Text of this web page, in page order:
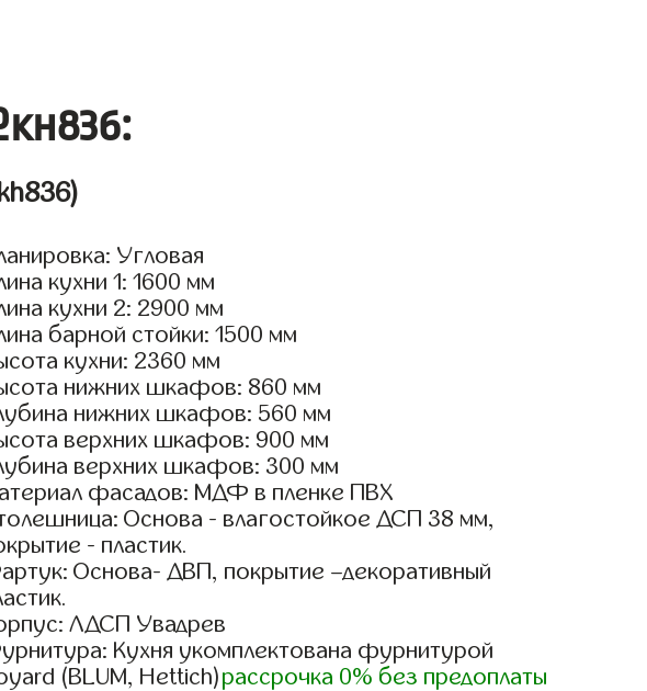
Угловая
кухни 1: 1600 мм
кухни 2: 2900 мм
барной стойки: 1500 мм
кухни: 2360 мм
нижних шкафов: 860 мм
нижних шкафов: 560 мм
верхних шкафов: 900 мм
верхних шкафов: 300 мм
фасадов: МДФ в пленке ПВХ
Основа - влагостойкое ДСП 38 мм,
- пластик.
Основа- ДВП, покрытие –декоративный
ЛДСП Увадрев
Кухня укомплектована фурнитурой
(BLUM, Hettich)рассрочка 0% без предоплаты